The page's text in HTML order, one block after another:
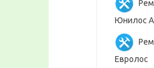
Юнилос
Евролос